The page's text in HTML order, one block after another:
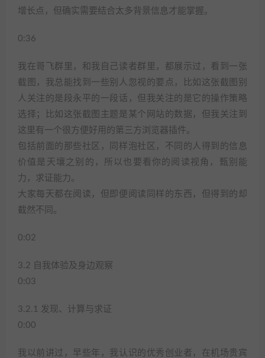
增长点，但确实需要结合太多背景信息才能掌握。
0:36
我在哥飞群里，和我自己读者群里，都展示过，看到一张
截图，我总能找到一些别人忽视的要点，比如这张截图别
人关注的是段永平的一段话，但我关注的是它的操作策略
选择；比如这张截图主题是某个网站的数据，但我关注到
这里有一个很方便好用的第三方浏览器插件。
包括前面的那些社区，同样泡社区，不同的人得到的信息
价值是天壤之别的，所以也要看你的阅读视角，甄别能
力，求证能力。
大家每天都在阅读，但即便阅读同样的东西，但得到的却
截然不同。
0:02
3.2 自我体验及身边观察
0:03
3.2.1 发现、计算与求证
0:00
我以前讲过，早些年，我认识的优秀创业者，在机场贵宾